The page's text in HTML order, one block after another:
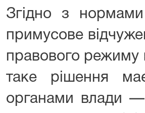
Згідно з
примусове
правового режиму
таке рішення
органами влади